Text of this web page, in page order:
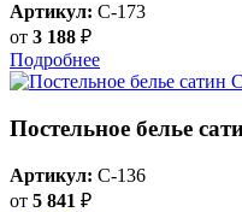
Артикул: C-173
от 3 188 ₽
Подробнее
Постельное белье
Артикул: C-136
от 5 841 ₽